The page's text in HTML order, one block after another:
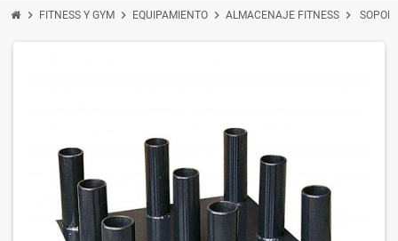
chevron_right FITNESS Y GYM chevron_right EQUIPAMIENTO chevron_right ALMACENAJE FITNESS chevron_right